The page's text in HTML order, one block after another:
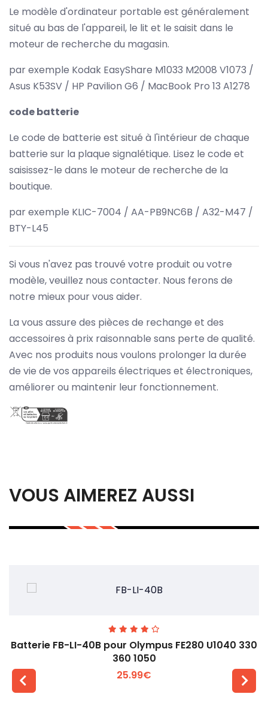
Le modèle d'ordinateur portable est généralement
situé au bas de l'appareil, le lit et le saisit dans le
moteur de recherche du magasin.
par exemple Kodak EasyShare M1033 M2008 V1073 /
Asus K53SV / HP Pavilion G6 / MacBook Pro 13 A1278
code batterie
Le code de batterie est situé à l'intérieur de chaque
batterie sur la plaque signalétique. Lisez le code et
saisissez-le dans le moteur de recherche de la
boutique.
par exemple KLIC-7004 / AA-PB9NC6B / A32-M47 /
BTY-L45
Si vous n'avez pas trouvé votre produit ou votre
modèle, veuillez nous contacter. Nous ferons de
notre mieux pour vous aider.
La vous assure des pièces de rechange et des
accessoires à prix raisonnable sans perte de qualité.
Avec nos produits nous voulons prolonger la durée
de vie de vos appareils électriques et électroniques,
améliorer ou maintenir leur fonctionnement.
VOUS AIMEREZ AUSSI
Batterie FB-LI-40B pour Olympus FE280 U1040 330
360 1050
25.99€